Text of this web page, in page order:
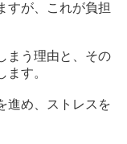
すが、これが負担
まう理由と、その
す。
進め、ストレスを